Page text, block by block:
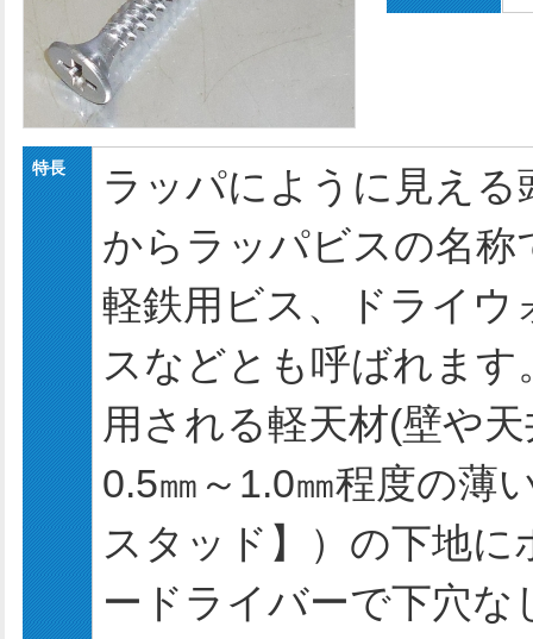
特長
ラッパにように見え
からラッパビスの名
軽鉄用ビス、ドライ
スなどとも呼ばれま
用される軽天材(壁や
0.5㎜～1.0㎜程度の薄
スタッド】）の下地
ードライバーで下穴